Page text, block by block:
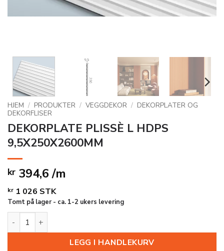
HJEM / PRODUKTER / VEGGDEKOR / DEKORPLATER OG
DEKORFLISER
DEKORPLATE PLISSÈ L HDPS
9,5X250X2600MM
kr 394,6 /m
kr 1 026 STK
Tomt på lager - ca. 1-2 ukers levering
DEKORPLATE PLISSÈ L HDPS 9,5X250X2600MM antall
LEGG I HANDLEKURV